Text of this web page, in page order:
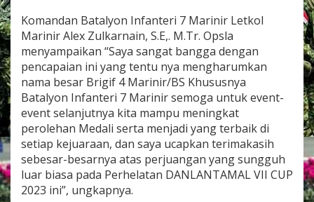
E
E
N
T
R
E
A
N
G
D
N
L
Komandan Batalyon Infanteri 7 Marinir Letkol
Marinir Alex Zulkarnain, S.E,. M.Tr. Opsla
menyampaikan “Saya sangat bangga dengan
pencapaian ini yang tentu nya mengharumkan
nama besar Brigif 4 Marinir/BS Khususnya
Batalyon Infanteri 7 Marinir semoga untuk event-
event selanjutnya kita mampu meningkat
perolehan Medali serta menjadi yang terbaik di
setiap kejuaraan, dan saya ucapkan terimakasih
sebesar-besarnya atas perjuangan yang sungguh
luar biasa pada Perhelatan DANLANTAMAL VII CUP
2023 ini”, ungkapnya.